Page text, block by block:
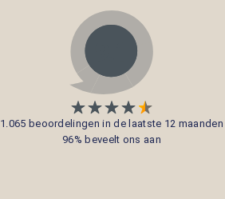
1.065 beoordelingen in de laatste 12 maanden
96% beveelt ons aan